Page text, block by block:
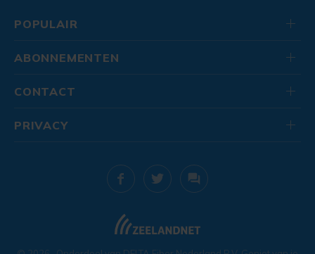
POPULAIR
ABONNEMENTEN
CONTACT
PRIVACY